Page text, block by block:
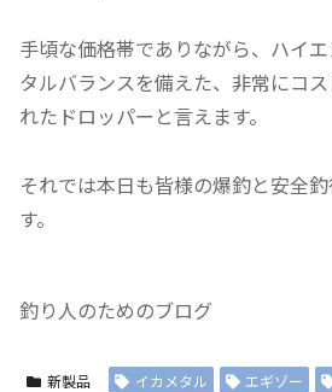
手頃な価格帯でありながら、ハイ
タルバランスを備えた、非常にコ
れたドロッパーと言えます。
それでは本日も皆様の爆釣と安全
す。
釣り人のためのブログ
新製品 イカメタル エギゾー